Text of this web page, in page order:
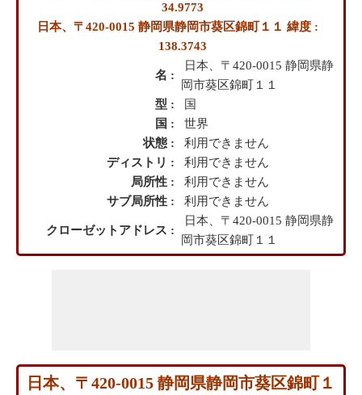
34.9773
日本、〒420-0015 静岡県静岡市葵区錦町１１ 緯度 :
138.3743
名 :
日本、〒420-0015 静岡県静
岡市葵区錦町１１
型 :
国
国 :
世界
状態 :
利用できません
ディストリ :
利用できません
局所性 :
利用できません
サブ局所性 :
利用できません
クローゼットアドレス :
日本、〒420-0015 静岡県静
岡市葵区錦町１１
日本、〒420-0015 静岡県静岡市葵区錦町１